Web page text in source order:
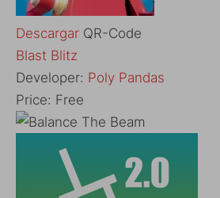
Descargar QR-Code
Blast Blitz
Developer: Poly Pandas
Price: Free